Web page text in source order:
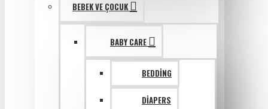
BEBEK VE ÇOCUK
BABY CARE
BEDDING
DIAPERS